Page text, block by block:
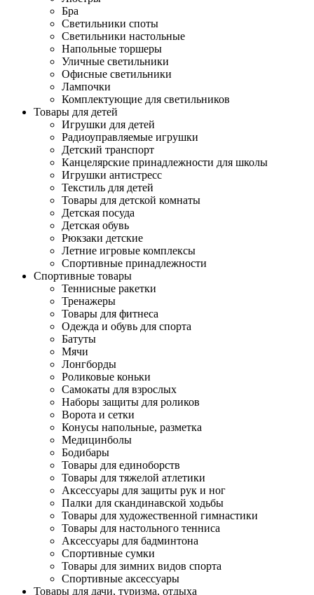
Бра
Светильники споты
Светильники настольные
Напольные торшеры
Уличные светильники
Офисные светильники
Лампочки
Комплектующие для светильников
Товары для детей
Игрушки для детей
Радиоуправляемые игрушки
Детский транспорт
Канцелярские принадлежности для школы
Игрушки антистресс
Текстиль для детей
Товары для детской комнаты
Детская посуда
Детская обувь
Рюкзаки детские
Летние игровые комплексы
Спортивные принадлежности
Спортивные товары
Теннисные ракетки
Тренажеры
Товары для фитнеса
Одежда и обувь для спорта
Батуты
Мячи
Лонгборды
Роликовые коньки
Самокаты для взрослых
Наборы защиты для роликов
Ворота и сетки
Конусы напольные, разметка
Медицинболы
Бодибары
Товары для единоборств
Товары для тяжелой атлетики
Аксессуары для защиты рук и ног
Палки для скандинавской ходьбы
Товары для художественной гимнастики
Товары для настольного тенниса
Аксессуары для бадминтона
Спортивные сумки
Товары для зимних видов спорта
Спортивные аксессуары
Товары для дачи, туризма, отдыха